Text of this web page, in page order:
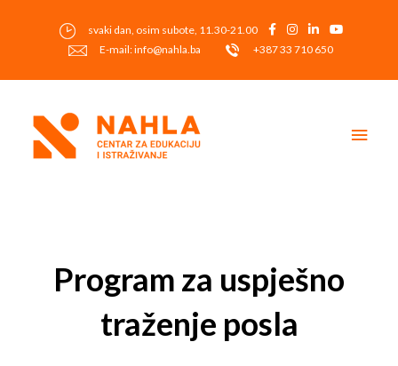
svaki dan, osim subote, 11.30-21.00
E-mail: info@nahla.ba
+387 33 710 650
Program za uspješno
traženje posla